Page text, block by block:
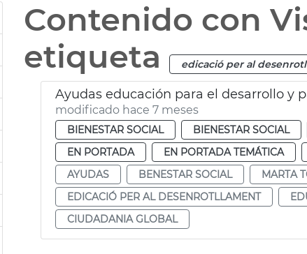
Contenido con
etiqueta
edicació per al
Ayudas educación para el desarrollo y
modificado hace 7 meses
BIENESTAR SOCIAL BIENESTAR SOCIAL
EN PORTADA
EN PORTADA TEMÁTICA
AYUDAS
BENESTAR SOCIAL MARTA
EDICACIÓ PER AL DESENROTLLAMENT
CIUDADANIA GLOBAL